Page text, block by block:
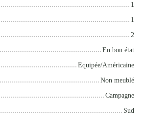
1
1
2
En bon état
Equipée/Américaine
Non meublé
Campagne
Sud